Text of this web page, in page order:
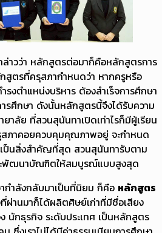
าวว่า หลักสูตรต่อมาก็คือหลักสูตรการ
สูตรที่ครุสภากำหนดว่า หากครูหรือ
รงตำแหน่งบริหาร ต้องสำเร็จการศึกษา
รศึกษา ดังนั้นหลักสูตรนี้จึงได้รับความ
าลัย ที่สวนสุนันทาเปิดเท่าไรก็มีผู้เรียน
ภาคอยควบคุมคุณภาพอยู่ จะกำหนด
ป็นสิ่งสำคัญที่สุด สวนสุนันทารับตาม
ะพัฒนาบัณฑิตให้สมบูรณ์แบบสูงสุด
กำลังกลับมาเป็นที่นิยม ก็คือ หลักสูตร
ผ่านมาก็ได้ผลิตศิษย์เก่าที่มีชื่อเสียง
นักธุรกิจ ระดับประเทศ เป็นหลักสูตร